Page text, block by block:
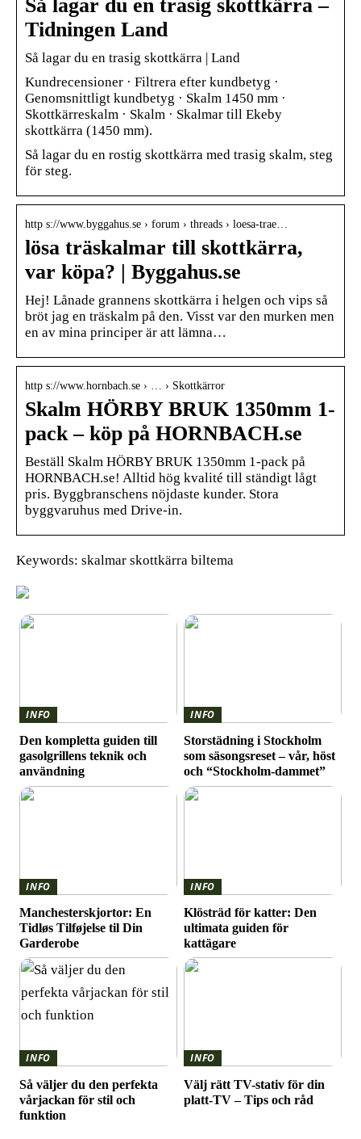
Så lagar du en trasig skottkärra –
Tidningen Land
Så lagar du en trasig skottkärra | Land
Kundrecensioner · Filtrera efter kundbetyg ·
Genomsnittligt kundbetyg · Skalm 1450 mm ·
Skottkärreskalm · Skalm · Skalmar till Ekeby
skottkärra (1450 mm).
Så lagar du en rostig skottkärra med trasig skalm, steg
för steg.
http s://www.byggahus.se › forum › threads › loesa-trae…
lösa träskalmar till skottkärra,
var köpa? | Byggahus.se
Hej! Lånade grannens skottkärra i helgen och vips så
bröt jag en träskalm på den. Visst var den murken men
en av mina principer är att lämna…
http s://www.hornbach.se › … › Skottkärror
Skalm HÖRBY BRUK 1350mm 1-
pack – köp på HORNBACH.se
Beställ Skalm HÖRBY BRUK 1350mm 1-pack på
HORNBACH.se! Alltid hög kvalité till ständigt lågt
pris. Byggbranschens nöjdaste kunder. Stora
byggvaruhus med Drive-in.
Keywords: skalmar skottkärra biltema
INFO
Den kompletta guiden till
gasolgrillens teknik och
användning
INFO
Storstädning i Stockholm
som säsongsreset – vår, höst
och “Stockholm-dammet”
INFO
Manchesterskjortor: En
Tidløs Tilføjelse til Din
Garderobe
INFO
Klösträd för katter: Den
ultimata guiden för
kattägare
INFO
Så väljer du den perfekta
vårjackan för stil och
funktion
INFO
Välj rätt TV-stativ för din
platt-TV – Tips och råd